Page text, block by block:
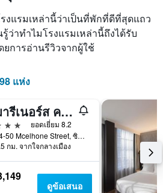
งแรมเหล่านี้ว่าเป็นที่พักที่ดีที่สุดแถว
ว่าทำไมโรงแรมเหล่านี้ถึงได้รับ
การอ่านรีวิวจากผู้ใช้
แห่ง
มารีเนอร์ส คอร์ท โฮเทล ซิดนีย์
ดาว
ยอดเยี่ยม 8.2
44-50 Mcelhone Street, ซิดนีย์, NSW, ออสเตรเลีย
กม. จากใจกลางเมือง
ดูข้อเสนอ